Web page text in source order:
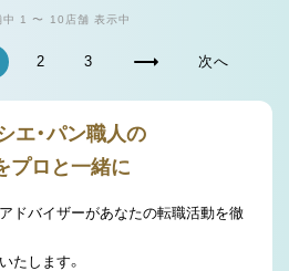
中 1 〜 10店舗 表示中
2 3 次へ
エ・パン職人の
プロと一緒に
ドバイザーがあなたの転職活動を徹
たします。